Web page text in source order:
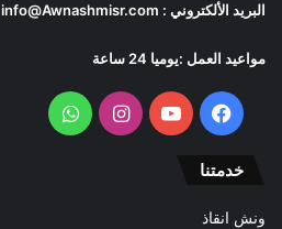
البريد الألكتروني : info@Awnashmisr.com
مواعيد العمل :يوميا 24 ساعة
فيسبوكيوتيوب انستقرامواتساب
خدمتنا
ونش انقاذ